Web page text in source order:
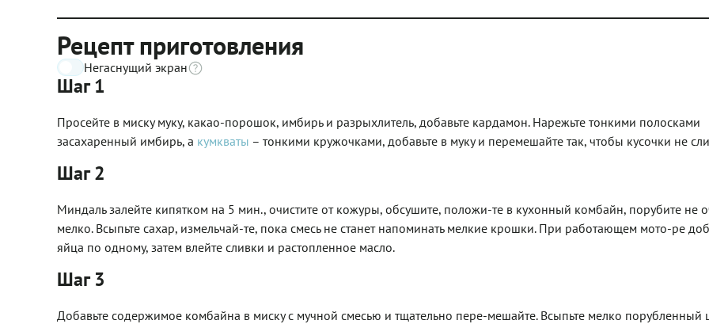
Рецепт приготовления
Негаснущий экран
Шаг 1
Просейте в миску муку, какао-порошок, имбирь и разрыхлитель, добавьте кардамон. Нарежьте тонкими полосками
засахаренный имбирь, а кумкваты – тонкими кружочками, добавьте в муку и перемешайте так, чтобы кусочки не
Шаг 2
Миндаль залейте кипятком на 5 мин., очистите от кожуры, обсушите, положи-те в кухонный комбайн, порубите не
мелко. Всыпьте сахар, измельчай-те, пока смесь не станет напоминать мелкие крошки. При работающем мото-ре
яйца по одному, затем влейте сливки и растопленное масло.
Шаг 3
Добавьте содержимое комбайна в миску с мучной смесью и тщательно пере-мешайте. Всыпьте мелко порубленный